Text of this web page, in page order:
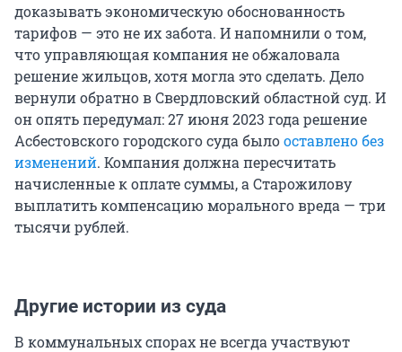
доказывать экономическую обоснованность
тарифов — это не их забота. И напомнили о том,
что управляющая компания не обжаловала
решение жильцов, хотя могла это сделать. Дело
вернули обратно в Свердловский областной суд. И
он опять передумал: 27 июня 2023 года решение
Асбестовского городского суда былооставлено без
изменений. Компания должна пересчитать
начисленные к оплате суммы, а Старожилову
выплатить компенсацию морального вреда — три
тысячи рублей.
Другие истории из суда
В коммунальных спорах не всегда участвуют